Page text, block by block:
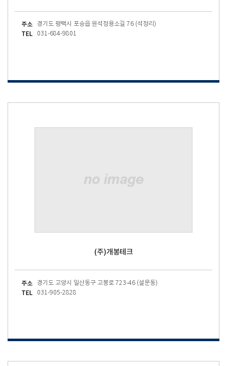
주소 경기도 평택시 포승읍 원석정용소길 76 (석정리)
TEL 031-684-9801
(주)개봉테크
주소 경기도 고양시 일산동구 고봉로 723-46 (설문동)
TEL 031-905-2828